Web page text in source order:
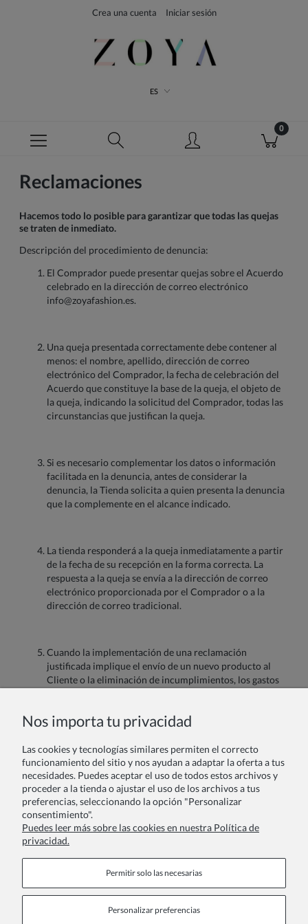
Crea una cuenta Iniciar sesión
ES
Reclamaciones
Hacemos todo lo posible para garantizar que todas las quejas
se traten de inmediato.
Descripción del procedimiento de denuncia:
El Comprador puede presentar quejas sobre el Acuerdo
celebrado en la dirección de correo electrónico
info@zoyafashion.es.
Una queja presentada correctamente debe contener al
menos: el nombre, apellido, dirección de correo
electrónico del Comprador, la fecha de celebración del
Acuerdo que constituye la base de la queja, el objeto de
la queja, indicando la solicitud del Comprador, todas las
circunstancias que justifican la queja.
Si es necesario complementar los datos o información
facilitada en la denuncia, antes de considerar la
denuncia, la Tienda solicita a quien presenta la denuncia
que la complemente en el alcance indicado.
La tienda responderá a la queja inmediatamente a partir
de la fecha de su recepción en la forma correcta. La
respuesta a la queja se envía a la dirección de correo
electrónico proporcionada por el Comprador o a la
dirección de correo tradicional.
Cuando la implementación de una reclamación
justificada implique el envío de un nuevo producto al
Cliente o la eliminación de incumplimientos, los gastos
nosotros.
ZOYA FashionEspaña-vestidos para niñas elegantes, vestidos
arras plumeti, vestidos damitas de honor niñas, vestidos de
fiesta para niñas, vestidos de princesas para niñas, vestidos de
navidad para niñas, vestidos de gala para niñas, vestidos de
cumpleaños para niñas, vestidos de ceremonia para niñas,
vestidos de comunión, vestido ceremonia bebe, vestido bautizo
bebe.
Nos importa tu privacidad
Las cookies y tecnologías similares permiten el correcto
funcionamiento del sitio y nos ayudan a adaptar la oferta a tus
necesidades. Puedes aceptar el uso de todos estos archivos y
proceder a la tienda o ajustar el uso de los archivos a tus
preferencias, seleccionando la opción "Personalizar
consentimiento".
Puedes leer más sobre las cookies en nuestra Política de
privacidad.
Permitir solo las necesarias
Personalizar preferencias